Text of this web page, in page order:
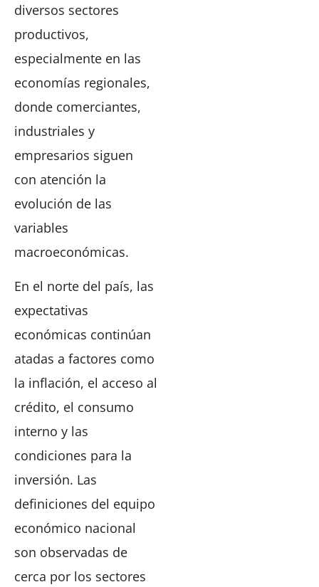
diversos sectores
productivos,
especialmente en las
economías regionales,
donde comerciantes,
industriales y
empresarios siguen
con atención la
evolución de las
variables
macroeconómicas.
En el norte del país, las
expectativas
económicas continúan
atadas a factores como
la inflación, el acceso al
crédito, el consumo
interno y las
condiciones para la
inversión. Las
definiciones del equipo
económico nacional
son observadas de
cerca por los sectores